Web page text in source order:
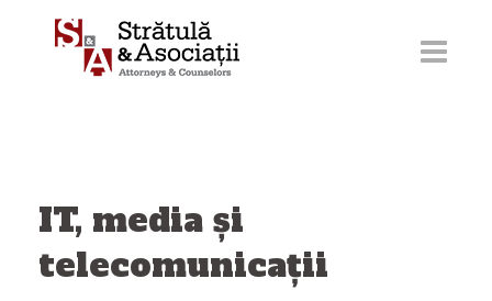
IT, media și
telecomunicații